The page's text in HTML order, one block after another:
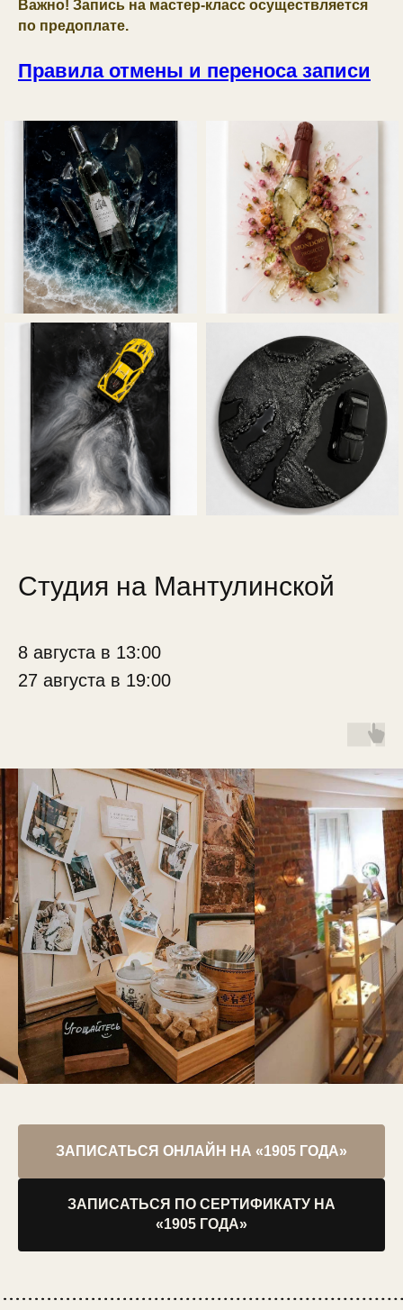
Важно! Запись на мастер-класс осуществляется
по предоплате.
Правила отмены и переноса записи
Студия на Мантулинской
8 августа в 13:00
27 августа в 19:00
ЗАПИСАТЬСЯ ОНЛАЙН НА «1905 ГОДА»
ЗАПИСАТЬСЯ ПО СЕРТИФИКАТУ НА
«1905 ГОДА»